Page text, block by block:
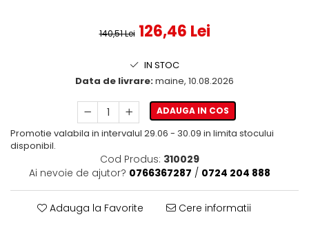
140,51 Lei 126,46 Lei
IN STOC
Data de livrare:maine, 10.08.2026
ADAUGA IN COS
Promotie valabila in intervalul 29.06 - 30.09 in limita stocului
disponibil.
Cod Produs: 310029
Ai nevoie de ajutor? 0766367287 / 0724 204 888
Adauga la Favorite Cere informatii